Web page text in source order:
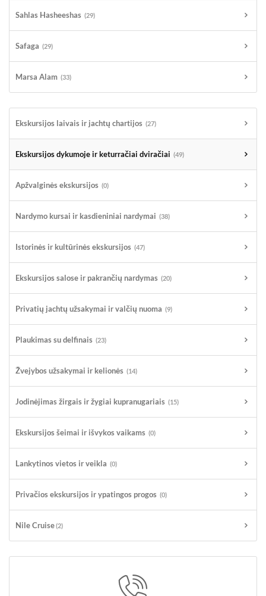
Sahlas Hasheeshas (29)
Safaga (29)
Marsa Alam (33)
Ekskursijos laivais ir jachtų chartijos (27)
Ekskursijos dykumoje ir keturračiai dviračiai (49)
Apžvalginės ekskursijos (0)
Nardymo kursai ir kasdieniniai nardymai (38)
Istorinės ir kultūrinės ekskursijos (47)
Ekskursijos salose ir pakrančių nardymas (20)
Privatių jachtų užsakymai ir valčių nuoma (9)
Plaukimas su delfinais (23)
Žvejybos užsakymai ir kelionės (14)
Jodinėjimas žirgais ir žygiai kupranugariais (15)
Ekskursijos šeimai ir išvykos vaikams (0)
Lankytinos vietos ir veikla (0)
Privačios ekskursijos ir ypatingos progos (0)
Nile Cruise(2)